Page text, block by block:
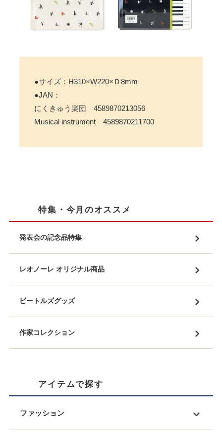
●サイズ：H310×W220×Ｄ8mm
●JAN：
にくきゅう楽団 4589870213056
Musical instrument 4589870211700
特集・今月のオススメ
発表会の記念品特集
レオノーレ オリジナル商品
ビートルズグッズ
作家コレクション
アイテムで探す
ファッション